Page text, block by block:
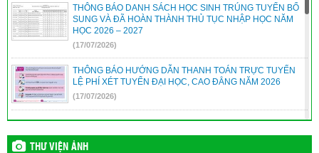
THÔNG BÁO DANH SÁCH HỌC SINH TRÚNG TUYỂN BỔ
SUNG VÀ ĐÃ HOÀN THÀNH THỦ TỤC NHẬP HỌC NĂM
HỌC 2026 – 2027
(17/07/2026)
THÔNG BÁO HƯỚNG DẪN THANH TOÁN TRỰC TUYẾN
LỆ PHÍ XÉT TUYỂN ĐẠI HỌC, CAO ĐẲNG NĂM 2026
(17/07/2026)
THÔNG TIN TUYỂN SINH HỌC VIỆN CHÍNH SÁCH VÀ
PHÁT TRIỂN – PHÂN HIỆU THÀNH PHỐ ĐÀ NẴNG NĂM
2026 – MÃ TRƯỜNG: HCD
THƯ VIỆN ẢNH